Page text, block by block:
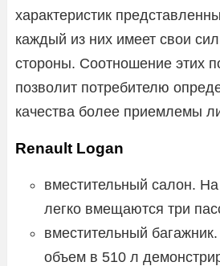
характеристик
каждый из них имеет свои
стороны. Соотношение этих
позволит потребителю
качества более приемлемы
Renault Logan
вместительный салон.
легко вмещаются три
вместительный
объем в 510 л